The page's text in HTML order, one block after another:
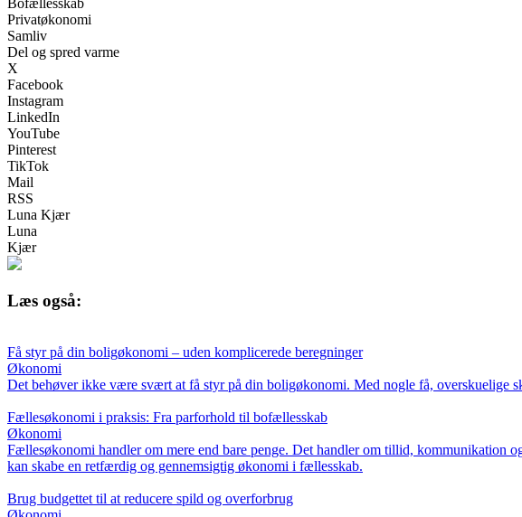
Bofællesskab
Privatøkonomi
Samliv
Del og spred varme
X
Facebook
Instagram
LinkedIn
YouTube
Pinterest
TikTok
Mail
RSS
Luna Kjær
Luna
Kjær
Læs også:
Få styr på din boligøkonomi – uden komplicerede beregninger
Økonomi
Det behøver ikke være svært at få styr på din boligøkonomi. Med nogle få, overskuelige
Fællesøkonomi i praksis: Fra parforhold til bofællesskab
Økonomi
Fællesøkonomi handler om mere end bare penge. Det handler om tillid, kommunikation
kan skabe en retfærdig og gennemsigtig økonomi i fællesskab.
Brug budgettet til at reducere spild og overforbrug